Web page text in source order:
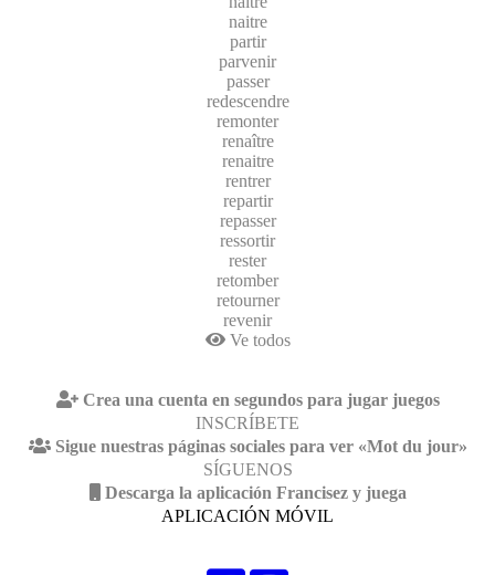
naitre
partir
parvenir
passer
redescendre
remonter
renaître
renaitre
rentrer
repartir
repasser
ressortir
rester
retomber
retourner
revenir
Ve todos
Crea una cuenta en segundos para jugar juegos
INSCRÍBETE
Sigue nuestras páginas sociales para ver «Mot du jour»
SÍGUENOS
Descarga la aplicación Francisez y juega
APLICACIÓN MÓVIL